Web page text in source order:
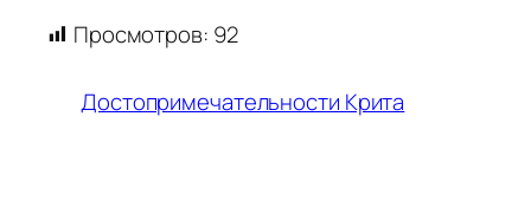
Просмотров: 92
Достопримечательности Крита